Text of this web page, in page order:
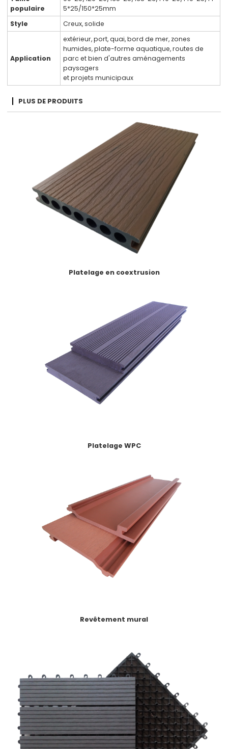
populaire
5*25/150*25mm
Style
Creux, solide
Application
extérieur, port, quai, bord de mer, zones
humides, plate-forme aquatique, routes de
parc et bien d'autres aménagements
paysagers
et projets municipaux
PLUS DE PRODUITS
Platelage en coextrusion
Platelage WPC
Revêtement mural